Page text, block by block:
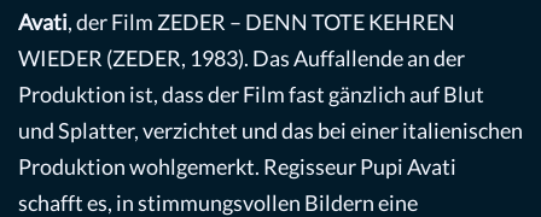
Avati, der Film ZEDER – DENN TOTE KEHREN
WIEDER (ZEDER, 1983). Das Auffallende an der
Produktion ist, dass der Film fast gänzlich auf Blut
und Splatter, verzichtet und das bei einer italienischen
Produktion wohlgemerkt. Regisseur Pupi Avati
schafft es, in stimmungsvollen Bildern eine